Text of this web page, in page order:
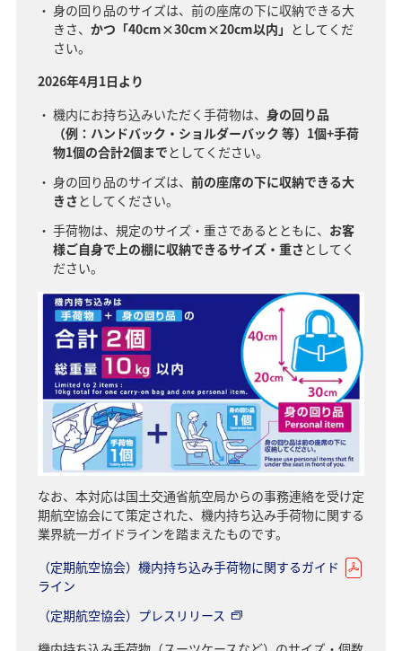
身の回り品のサイズは、前の座席の下に収納できる大
きさ、 かつ「40cm×30cm×20cm以内」 としてくだ
さい。
2026年4月1日より
機内にお持ち込みいただく手荷物は、 身の回り品
（例：ハンドバック・ショルダーバック 等）1個+手荷
物1個の合計2個まで としてください。
身の回り品のサイズは、 前の座席の下に収納できる大
きさ としてください。
手荷物は、規定のサイズ・重さであるとともに、 お客
様ご自身で上の棚に収納できるサイズ・重さ としてく
ださい。
なお、本対応は国土交通省航空局からの事務連絡を受け定
期航空協会にて策定された、機内持ち込み手荷物に関する
業界統一ガイドラインを踏まえたものです。
（定期航空協会）機内持ち込み手荷物に関するガイド
ライン
（定期航空協会）プレスリリース